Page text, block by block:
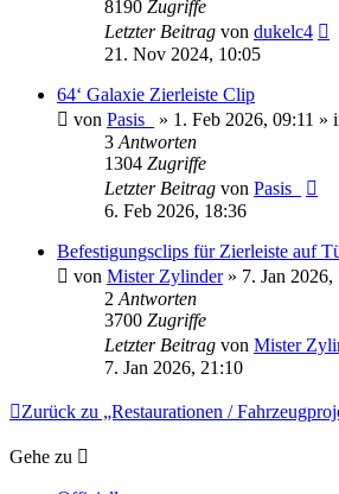
8190 Zugriffe
Letzter Beitrag von dukelc4
21. Nov 2024, 10:05
64‘ Galaxie Zierleiste Clip
von Pasis_ » 1. Feb 2026, 09:11 »
3 Antworten
1304 Zugriffe
Letzter Beitrag von Pasis_
6. Feb 2026, 18:36
Befestigungsclips für Zierleiste auf
von Mister Zylinder» 7. Jan 2026,
2 Antworten
3700 Zugriffe
Letzter Beitrag von Mister
7. Jan 2026, 21:10
Zurück zu „Restaurationen /
Gehe zu